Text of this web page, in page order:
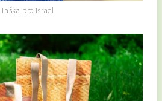
Taška pro Israel